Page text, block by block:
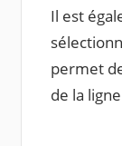
Il est
permet
de la